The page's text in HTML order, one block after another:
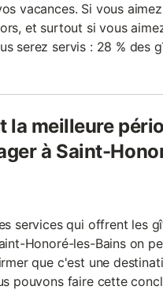
vacances. Si vous
et surtout si vous
serez servis : 28 % des
la meilleure
à Saint-
services qui offrent les
Honoré-les-Bains on
que c'est une
pouvons faire cette